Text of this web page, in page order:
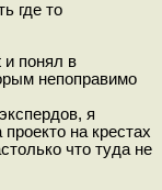
где то
и понял в
непоправимо
я
на крестах
что туда не